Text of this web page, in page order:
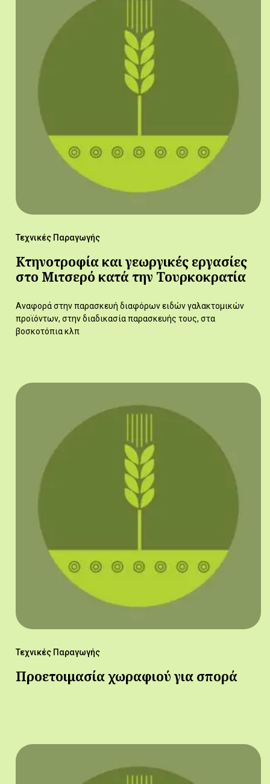
Τεχνικές Παραγωγής
Κτηνοτροφία και γεωργικές εργασίες
στο Μιτσερό κατά την Τουρκοκρατία
Αναφορά στην παρασκευή διαφόρων ειδών γαλακτομικών
προϊόντων, στην διαδικασία παρασκευής τους, στα
βοσκοτόπια κλπ
Τεχνικές Παραγωγής
Προετοιμασία χωραφιού για σπορά